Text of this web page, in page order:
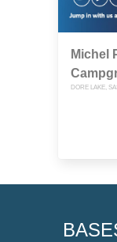
Michel
DORE LAKE,